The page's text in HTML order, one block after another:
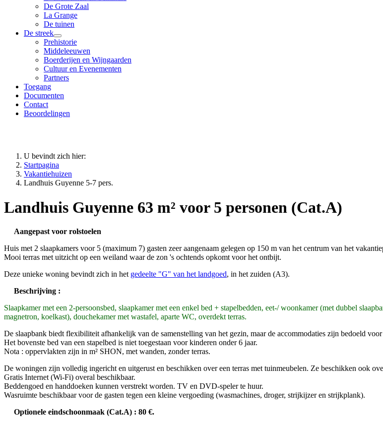
De Grote Zaal
La Grange
De tuinen
De streek
Prehistorie
Middeleeuwen
Boerderijen en Wijngaarden
Cultuur en Evenementen
Partners
Toegang
Documenten
Contact
Beoordelingen
U bevindt zich hier:
Startpagina
Vakantiehuizen
Landhuis Guyenne 5-7 pers.
Landhuis Guyenne 63 m² voor 5 personen (Cat.A)
Aangepast voor rolstoelen
Huis met 2 slaapkamers voor 5 (maximum 7) gasten zeer aangenaam gelegen op 150 m van het centrum van het
Mooi terras met uitzicht op een weiland waar de zon 's ochtends opkomt voor het ontbijt.
Deze unieke woning bevindt zich in het gedeelte "G" van het landgoed, in het zuiden (A3).
Beschrijving :
Slaapkamer met een 2-persoonsbed, slaapkamer met een enkel bed + stapelbedden, eet-/ woonkamer (met dubbel
magnetron, koelkast), douchekamer met wastafel, aparte WC, overdekt terras.
De slaapbank biedt flexibiliteit afhankelijk van de samenstelling van het gezin, maar de accommodaties zijn bedoeld voor
Het bovenste bed van een stapelbed is niet toegestaan voor kinderen onder 6 jaar.
Nota : oppervlakten zijn in m² SHON, met wanden, zonder terras.
De woningen zijn volledig ingericht en uitgerust en beschikken over een terras met tuinmeubelen. Ze beschikken ook
Gratis Internet (Wi-Fi) overal beschikbaar.
Beddengoed en handdoeken kunnen verstrekt worden. TV en DVD-speler te huur.
Wasruimte beschikbaar voor de gasten tegen een kleine vergoeding (wasmachines, droger, strijkijzer en strijkplank).
Optionele eindschoonmaak (Cat.A) : 80 €.